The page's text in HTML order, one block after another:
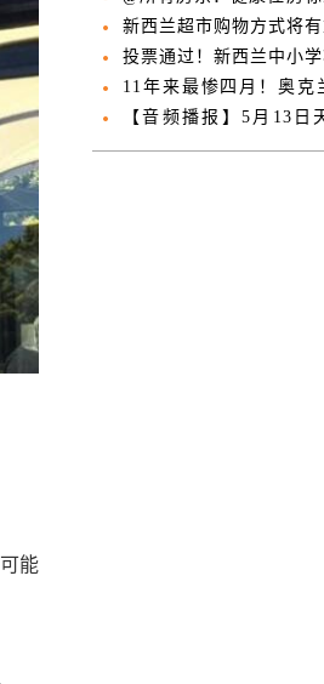
能
法律！
新西兰超市购物方式将
可参与
投票通过！新西兰中小
罢工
11年来最惨四月！奥克
16.3%
【音频播报】5月13日
惊！新西兰小学近半孩